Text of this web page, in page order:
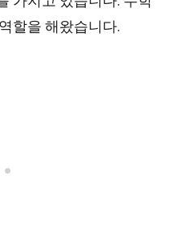
할을 해왔습니다.